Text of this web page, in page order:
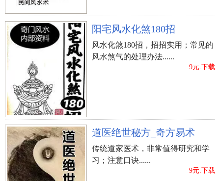
阳宅风水化煞180招
风水化煞180招，招招实用；常见的
风水煞气的处理办法......
9元.下载
道医绝世秘方_奇方易术
传统道家医术，非常值得研究和学
习；注意口诀......
9元.下载